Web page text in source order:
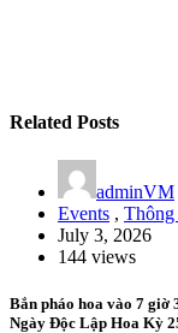
Related Posts
adminVM
Events , Thông
July 3, 2026
144 views
Bắn pháo hoa vào 7 giờ
Ngày Độc Lập Hoa Kỳ